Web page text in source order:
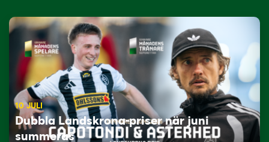
10 JULI
Dubbla Landskrona-priser när juni
summeras